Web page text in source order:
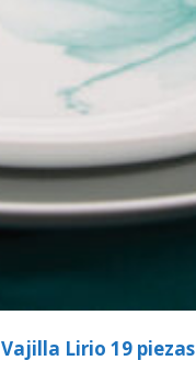
Vajilla Lirio 19 piezas